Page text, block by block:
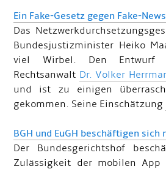
Ein Fake-Gesetz gegen Fake-News
Das
Bundesjustizminister Heiko
viel Wirbel. Den Entwurf
Rechtsanwalt Dr. Volker
und ist zu einigen
gekommen. Seine Einschätzung
BGH und EuGH beschäftigen sich
Der Bundesgerichtshof
Zulässigkeit der mobilen App